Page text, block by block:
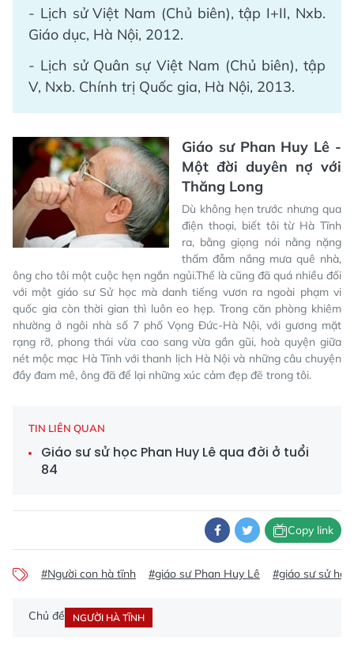
- Lịch sử Việt Nam (Chủ biên), tập I+II, Nxb.
Giáo dục, Hà Nội, 2012.
- Lịch sử Quân sự Việt Nam (Chủ biên), tập
V, Nxb. Chính trị Quốc gia, Hà Nội, 2013.
Giáo sư Phan Huy Lê -
Một đời duyên nợ với
Thăng Long
Dù không hẹn trước nhưng qua
điện thoại, biết tôi từ Hà Tĩnh
ra, bằng giọng nói nằng nặng
thấm đẫm nắng mưa quê nhà,
ông cho tôi một cuộc hẹn ngắn ngủi.Thế là cũng đã quá nhiều đối
với một giáo sư Sử học mà danh tiếng vươn ra ngoài phạm vi
quốc gia còn thời gian thì luôn eo hẹp. Trong căn phòng khiêm
nhường ở ngôi nhà số 7 phố Vọng Đức-Hà Nội, với gương mặt
rạng rỡ, phong thái vừa cao sang vừa gần gũi, hoà quyện giữa
nét mộc mạc Hà Tĩnh với thanh lịch Hà Nội và những câu chuyện
đầy đam mê, ông đã để lại những xúc cảm đẹp đẽ trong tôi.
TIN LIÊN QUAN
Giáo sư sử học Phan Huy Lê qua đời ở tuổi
84
Copy link
#Người con hà tĩnh #giáo sư Phan Huy Lê #giáo sư sử
Chủ đề NGƯỜI HÀ TĨNH